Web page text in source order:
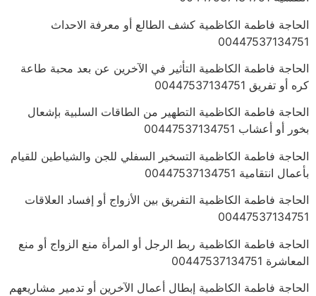
الحاجة فاطمة الكاظمية كشف الطالع أو معرفة الاحداث
00447537134751
الحاجة فاطمة الكاظمية التأثير في الآخرين عن بعد محبة طاعة
كره أو تفريق 00447537134751
الحاجة فاطمة الكاظمية التطهير من الطاقات السلبية بإشعال
بخور أو أعشاب 00447537134751
الحاجة فاطمة الكاظمية التسخير السفلي للجن والشياطين للقيام
بأعمال انتقامية 00447537134751
الحاجة فاطمة الكاظمية التفريق بين الأزواج أو إفساد العلاقات
00447537134751
الحاجة فاطمة الكاظمية ربط الرجل أو المرأة منع الزواج أو منع
المعاشرة 00447537134751
الحاجة فاطمة الكاظمية إبطال أعمال الآخرين أو تدمير مشاريعهم